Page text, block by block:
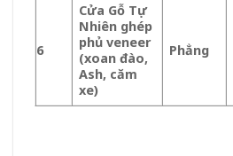
6
Cửa Gỗ Tự
Nhiên ghép
phủ veneer
(xoan đào,
Ash, căm
xe)
Phẳng